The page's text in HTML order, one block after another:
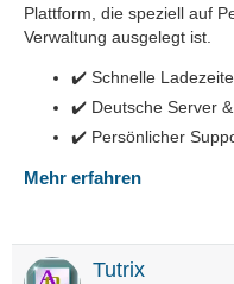
Plattform, die speziell auf
Verwaltung ausgelegt ist.
✔️ Schnelle
✔️ Deutsche Server
✔️ Persönlicher
Mehr erfahren
Tutrix